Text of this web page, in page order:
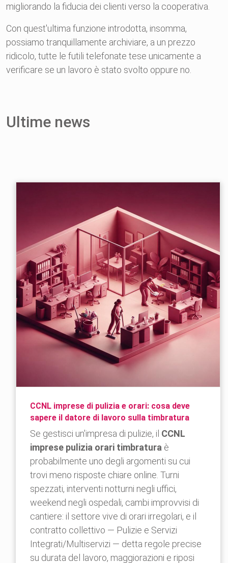
migliorando la fiducia dei clienti verso la cooperativa.
Con quest'ultima funzione introdotta, insomma,
possiamo tranquillamente archiviare, a un prezzo
ridicolo, tutte le futili telefonate tese unicamente a
verificare se un lavoro è stato svolto oppure no.
Ultime news
CCNL imprese di pulizia e orari: cosa deve
sapere il datore di lavoro sulla timbratura
Se gestisci un'impresa di pulizie, il CCNL
imprese pulizia orari timbratura è
probabilmente uno degli argomenti su cui
trovi meno risposte chiare online. Turni
spezzati, interventi notturni negli uffici,
weekend negli ospedali, cambi improvvisi di
cantiere: il settore vive di orari irregolari, e il
contratto collettivo — Pulizie e Servizi
Integrati/Multiservizi — detta regole precise
su durata del lavoro, maggiorazioni e riposi